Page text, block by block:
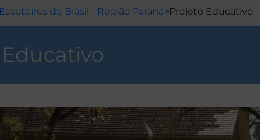
Escoteiros do Brasil - Região Paraná>Projeto Educativo